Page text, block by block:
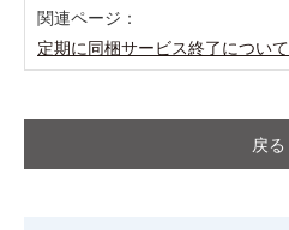
関連ページ：
定期に同梱サービス終了について
戻る